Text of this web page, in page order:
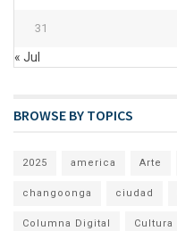
31
« Jul
BROWSE BY TOPICS
2025 america Arte
changoonga ciudad
Columna Digital Cultura